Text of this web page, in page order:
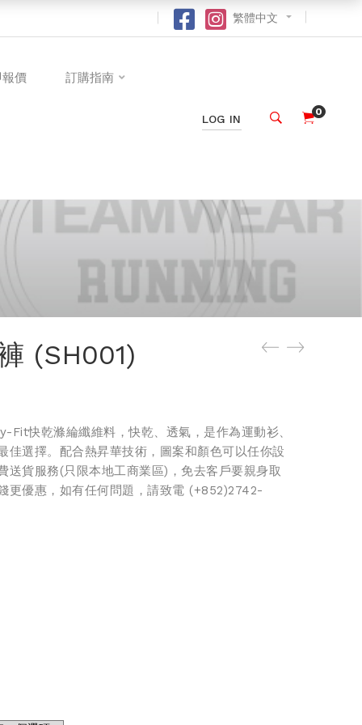
繁體中文
價 訂購指南
LOG IN
0
(SH001)
Fit快乾滌綸纖維料，快乾、透氣，是作為運動衫、
佳選擇。配合熱昇華技術，圖案和顏色可以任你設
送貨服務(只限本地工商業區)，免去客戶要親身取
更優惠，如有任何問題，請致電 (+852)2742-